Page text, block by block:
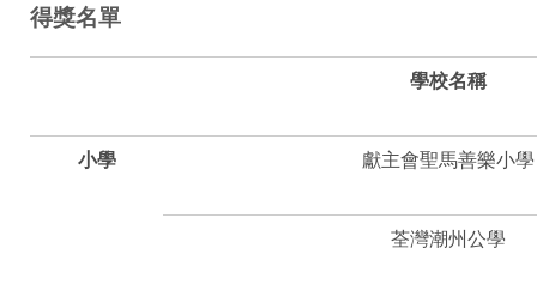
得獎名單
學校名稱
小學 獻主會聖馬善樂小學
荃灣潮州公學